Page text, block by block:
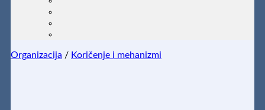
Organizacija / Koričenje i mehanizmi